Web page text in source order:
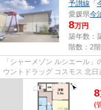
予讃線 「
愛媛県今
8万円
築年数：
階数：2
「シャーメゾン ルシエール
ウントドラッグ コスモス 北
歩12分で駅へのアクセスが...
8
(